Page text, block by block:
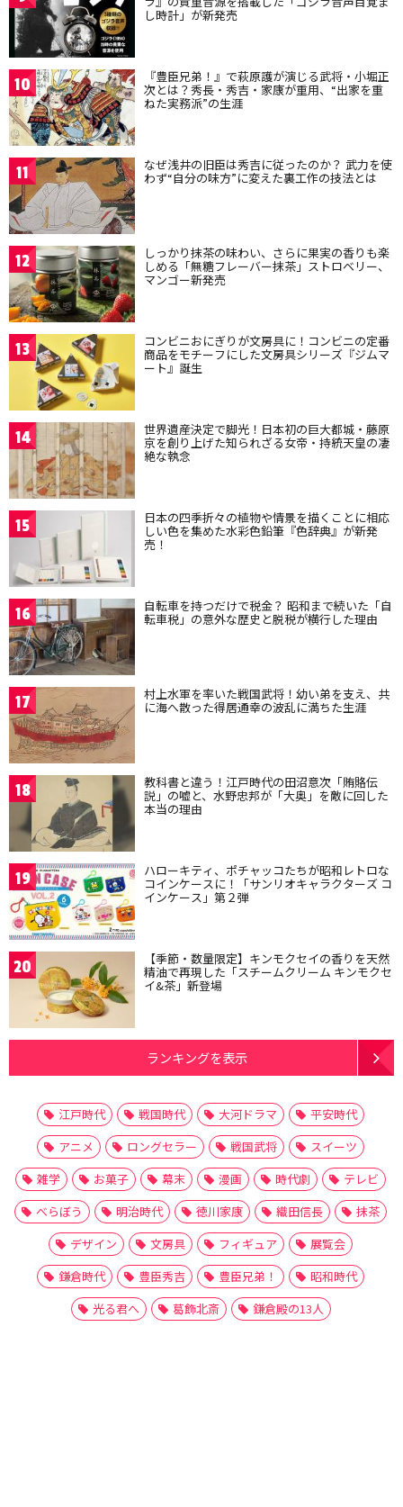
し時計」が新発売
10 『豊臣兄弟！』で萩原護が演じる武将・小堀正
次とは？秀長・秀吉・家康が重用、“出家を重
ねた実務派”の生涯
11 なぜ浅井の旧臣は秀吉に従ったのか？ 武力を使
わず“自分の味方”に変えた裏工作の技法とは
12 しっかり抹茶の味わい、さらに果実の香りも楽
しめる「無糖フレーバー抹茶」ストロベリー、
マンゴー新発売
13 コンビニおにぎりが文房具に！コンビニの定番
商品をモチーフにした文房具シリーズ『ジムマ
ート』誕生
14 世界遺産決定で脚光！日本初の巨大都城・藤原
京を創り上げた知られざる女帝・持統天皇の凄
絶な執念
15 日本の四季折々の植物や情景を描くことに相応
しい色を集めた水彩色鉛筆『色辞典』が新発
売！
16 自転車を持つだけで税金？ 昭和まで続いた「自
転車税」の意外な歴史と脱税が横行した理由
17 村上水軍を率いた戦国武将！幼い弟を支え、共
に海へ散った得居通幸の波乱に満ちた生涯
18 教科書と違う！江戸時代の田沼意次「賄賂伝
説」の嘘と、水野忠邦が「大奥」を敵に回した
本当の理由
19 ハローキティ、ポチャッコたちが昭和レトロな
コインケースに！「サンリオキャラクターズ コ
インケース」第２弾
20 【季節・数量限定】キンモクセイの香りを天然
精油で再現した「スチームクリーム キンモクセ
イ&茶」新登場
ランキングを表示
江戸時代 戦国時代 大河ドラマ
平安時代
アニメ
ロングセラー 戦国武将
スイーツ
雑学
お菓子 幕末 漫画 時代劇
テレビ
べらぼう
明治時代 徳川家康 織田信長
抹茶
デザイン
文房具 フィギュア
展覧会
鎌倉時代
豊臣秀吉 豊臣兄弟！
昭和時代
光る君へ
葛飾北斎 鎌倉殿の13人